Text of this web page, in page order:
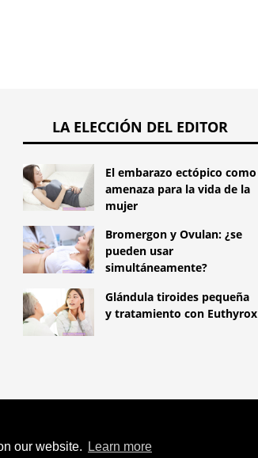
our website. Learn more
LA ELECCIÓN DEL EDITOR
El embarazo ectópico como
amenaza para la vida de la
mujer
Bromergon y Ovulan: ¿se
pueden usar
simultáneamente?
Glándula tiroides pequeña
y tratamiento con Euthyrox
PIES EN INVIERNO.